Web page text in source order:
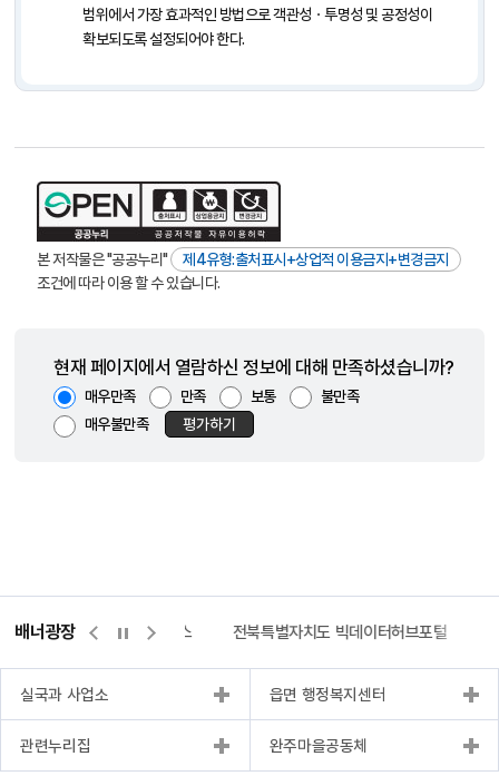
범위에서 가장 효과적인 방법으로 객관성ㆍ투명성 및 공정성이
확보되도록 설정되어야 한다.
본 저작물은 "공공누리"
제4유형:출처표시+상업적 이용금지+변경금지
조건에 따라 이용 할 수 있습니다.
현재 페이지에서 열람하신 정보에 대해 만족하셨습니까?
매우만족 만족 보통
불만족
매우불만족
평가하기
배너광장
량바로처리센터 위택스 전북특별자치도 빅데이터허브포털
실국과 사업소 읍면 행정복지센터
관련누리집 완주마을공동체